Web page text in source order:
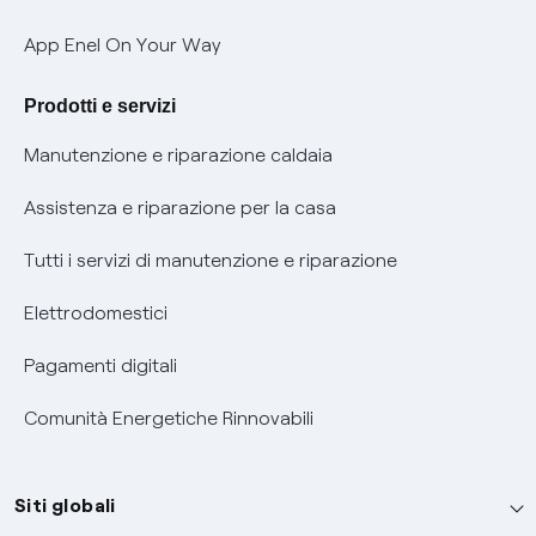
Verifica chi ti ha chiamato
Agevolazione utenti con disabilità per offerte Fibra
Informativa RAEE
App Enel On Your Way
Prodotti e servizi
Manutenzione e riparazione caldaia
Assistenza e riparazione per la casa
Tutti i servizi di manutenzione e riparazione
Elettrodomestici
Pagamenti digitali
Comunità Energetiche Rinnovabili
Siti globali